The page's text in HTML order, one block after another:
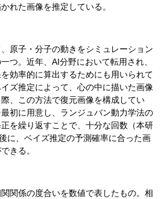
れた画像を推定している。
原子・分子の動きをシミュレーション
つ。近年、AI分野において転用され、
効率的に算出するためにも用いられて
ズ推定によって、心の中に描いた画像
、この方法で復元画像を構成してい
初に用意し、ランジュバン動力学法の
を繰り返すことで、十分な回数（本研
に、ベイズ推定の予測確率に合った画
きる。
関係の度合いを数値で表したもの。相